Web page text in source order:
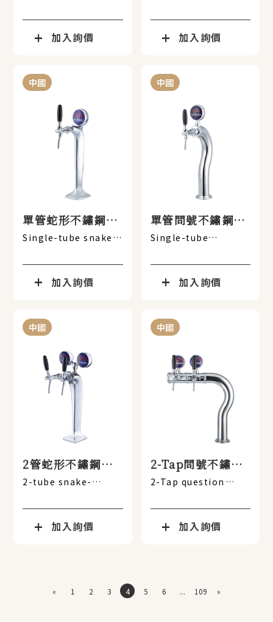
加入詢價 加入詢價
中國
單管蛇形不鏽鋼酒
柱
Single-tube snake-
steel bottle rack
加入詢價
中國
單管問號不鏽鋼酒
柱
Single-tube
shaped stainless
steel bottle rack
加入詢價
中國
2管蛇形不鏽鋼酒
柱
2-tube snake-
steel bottle rack
加入詢價
中國
2-Tap問號不鏽鋼
酒柱
2-Tap question
stainless steel
bottle rack
加入詢價
« 1 2 3 4 5 6 ... 109 »